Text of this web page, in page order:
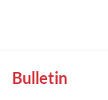
Bulletin